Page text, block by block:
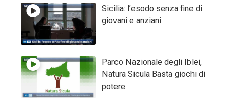
Sicilia: l’esodo senza fine di
giovani e anziani
Parco Nazionale degli Iblei,
Natura Sicula Basta giochi di
potere